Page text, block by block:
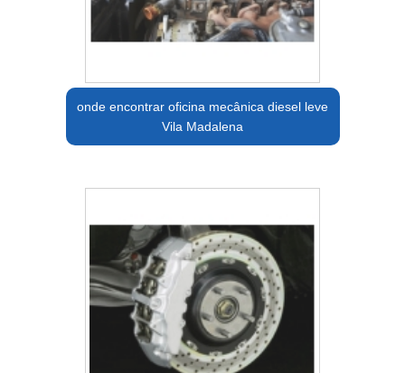
onde encontrar oficina mecânica diesel leve
Vila Madalena